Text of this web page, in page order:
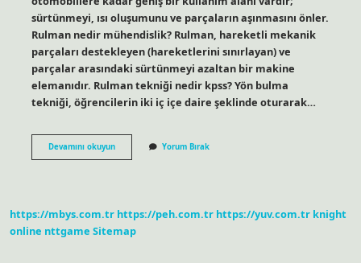
sürtünmeyi, ısı oluşumunu ve parçaların aşınmasını önler.
Rulman nedir mühendislik? Rulman, hareketli mekanik
parçaları destekleyen (hareketlerini sınırlayan) ve
parçalar arasındaki sürtünmeyi azaltan bir makine
elemanıdır. Rulman tekniği nedir kpss? Yön bulma
tekniği, öğrencilerin iki iç içe daire şeklinde oturarak…
Devamını okuyunRulman
Nedir
Yorum Bırak
https://mbys.com.tr https://peh.com.tr https://yuv.com.tr knight
online nttgame Sitemap